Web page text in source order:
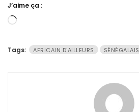
J’aime ça :
Chargement…
Tags: AFRICAIN D'AILLEURS SÉNÉGALAIS